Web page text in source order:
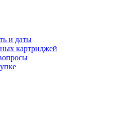
и даты
картриджей